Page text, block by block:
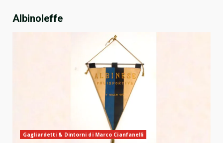
Albinoleffe
Gagliardetti & Dintorni di Marco Cianfanelli